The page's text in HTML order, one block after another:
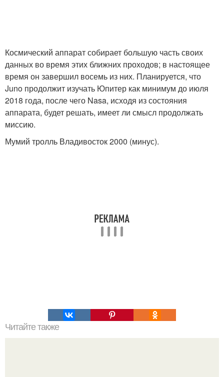
Космический аппарат собирает большую часть своих
данных во время этих ближних проходов; в настоящее
время он завершил восемь из них. Планируется, что
Juno продолжит изучать Юпитер как минимум до июля
2018 года, после чего Nasa, исходя из состояния
аппарата, будет решать, имеет ли смысл продолжать
миссию.
Мумий тролль Владивосток 2000 (минус).
Читайте также